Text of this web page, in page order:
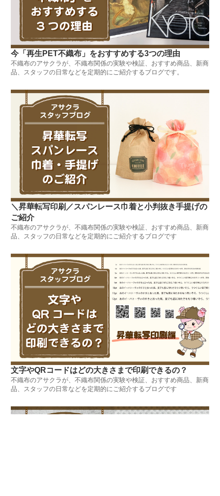
今「再生PET不織布」をおすすめする3つの理由
不織布のアサクラが、不織布関係の実験や検証、おすすめ商品、新商
品、スタッフの日常などを定期的にご紹介するブログです。
＼昇華転写印刷／スパンレース巾着と小判抜き手提げの
ご紹介
不織布のアサクラが、不織布関係の実験や検証、おすすめ商品、新商
品、スタッフの日常などを定期的にご紹介するブログです
文字やQRコードはどの大きさまで印刷できるの？
不織布のアサクラが、不織布関係の実験や検証、おすすめ商品、新商
品、スタッフの日常などを定期的にご紹介するブログです